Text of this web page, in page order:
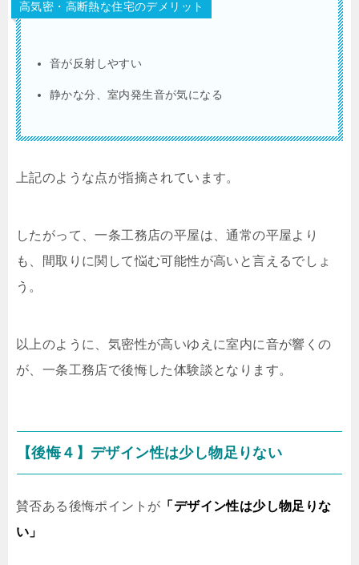
高気密・高断熱な住宅のデメリット
音が反射しやすい
静かな分、室内発生音が気になる
上記のような点が指摘されています。
したがって、一条工務店の平屋は、通常の平屋より
も、間取りに関して悩む可能性が高いと言えるでしょ
う。
以上のように、気密性が高いゆえに室内に音が響くの
が、一条工務店で後悔した体験談となります。
【後悔４】デザイン性は少し物足りない
賛否ある後悔ポイントが 「デザイン性は少し物足りな
い」